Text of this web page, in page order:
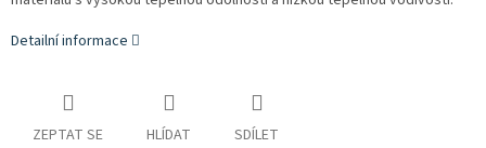
Detailní informace
ZEPTAT SE HLÍDAT SDÍLET